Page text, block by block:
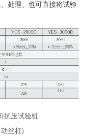
处理、也可直接将试验
抗压试验机
丝杠)